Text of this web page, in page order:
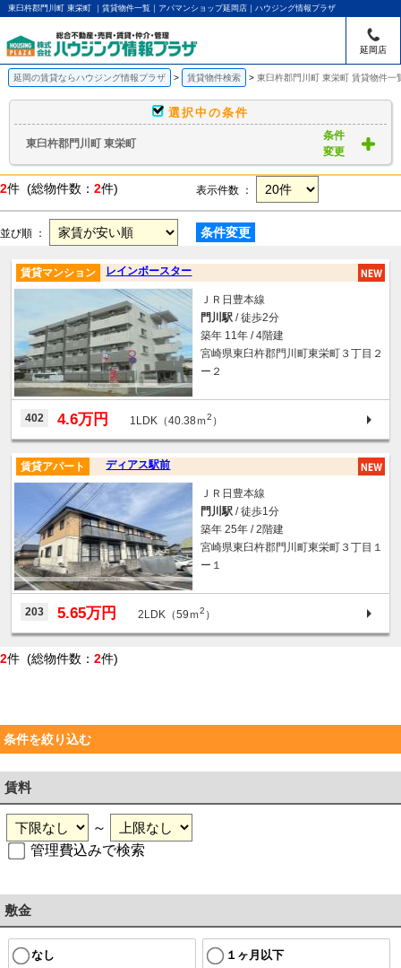
東臼杵郡門川町 東栄町 ｜賃貸物件一覧｜アパマンショップ延岡店｜ハウジング情報プラザ
延岡店
延岡の賃貸ならハウジング情報プラザ 賃貸物件検索 東臼杵郡門川町 東栄町 賃貸物件一
選択中の条件
東臼杵郡門川町 東栄町
条件
変更
2件 (総物件数： 2件) 表示件数 ：
並び順 ： 条件変更
レインボースター
賃貸マンション
ＪＲ日豊本線
門川駅 / 徒歩2分
築年 11年 / 4階建
宮崎県東臼杵郡門川町東栄町３丁目２
ー２
402 4.6万円 1LDK（40.38ｍ2 ）
ディアス駅前
賃貸アパート
ＪＲ日豊本線
門川駅 / 徒歩1分
築年 25年 / 2階建
宮崎県東臼杵郡門川町東栄町３丁目１
ー１
203 5.65万円 2LDK（59ｍ2 ）
2件 (総物件数： 2件)
条件を絞り込む
賃料
～
管理費込みで検索
敷金
なし １ヶ月以下